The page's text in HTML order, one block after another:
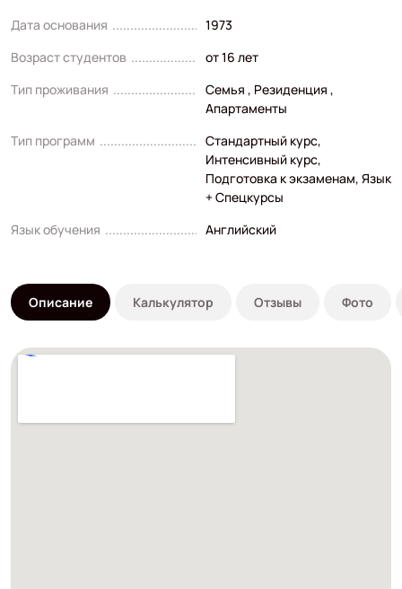
Дата основания
1973
Возраст студентов
от 16 лет
Тип проживания
Семья , Резиденция ,
Апартаменты
Тип программ
Стандартный курс,
Интенсивный курс,
Подготовка к экзаменам, Язык
+ Спецкурсы
Язык обучения
Английский
Описание Калькулятор Отзывы Фото